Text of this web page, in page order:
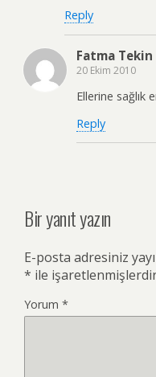
Reply
Fatma Tekin
20 Ekim 2010
Ellerine sağlık
Reply
Bir yanıt yazın
E-posta adresiniz
* ile
Yorum *